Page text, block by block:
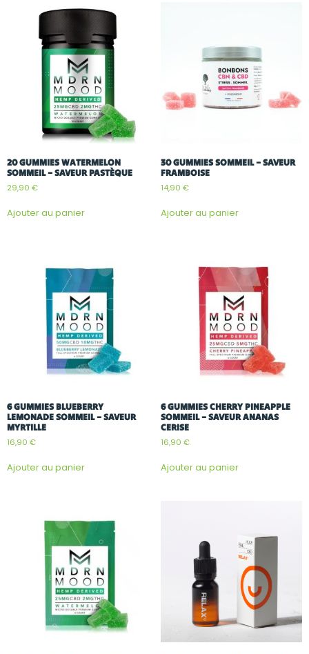
20 GUMMIES WATERMELON
SOMMEIL – SAVEUR PASTÈQUE
29,90 €
Ajouter au panier
30 GUMMIES SOMMEIL – SAVEUR
FRAMBOISE
14,90 €
Ajouter au panier
6 GUMMIES BLUEBERRY
LEMONADE SOMMEIL – SAVEUR
MYRTILLE
16,90 €
Ajouter au panier
6 GUMMIES CHERRY PINEAPPLE
SOMMEIL – SAVEUR ANANAS
CERISE
16,90 €
Ajouter au panier